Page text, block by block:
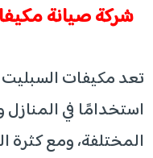
شركة صيانة
تعد مكيفات
استخدامًا في
المختلفة، ومع